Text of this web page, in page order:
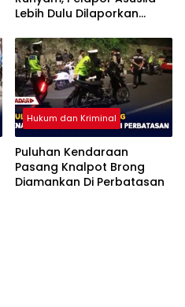
Lebih Dulu Dilaporkan
Hukum dan Kriminal
Puluhan Kendaraan
Pasang Knalpot Brong
Diamankan Di Perbatasan